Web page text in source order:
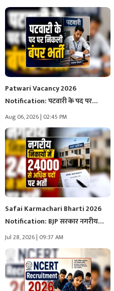
Patwari Vacancy 2026
Notification: पटवारी के पद पर
निकली बंपर…
Aug 06, 2026 | 02:45 PM
Safai Karmachari Bharti 2026
Notification: BJP सरकार नगरीय
निकायों में…
Jul 28, 2026 | 09:37 AM